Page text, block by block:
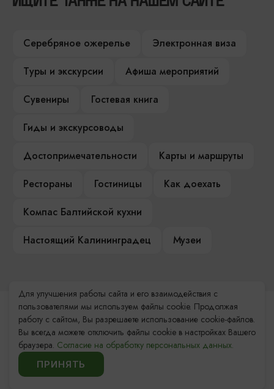
Серебряное ожерелье
Электронная виза
Туры и экскурсии
Афиша мероприятий
Сувениры
Гостевая книга
Гиды и экскурсоводы
Достопримечательности
Карты и маршруты
Рестораны
Гостиницы
Как доехать
Компас Балтийской кухни
Настоящий Калининградец
Музеи
Контакты Туристского
информационного центра
+7 (4012) 555-200
Для улучшения работы сайта и его взаимодействия с
пользователями мы используем файлы cookie. Продолжая
работу с сайтом, Вы разрешаете использование cookie-файлов.
Вы всегда можете отключить файлы cookie в настройках Вашего
браузера. Согласие на обработку персональных данных.
ПРИНЯТЬ